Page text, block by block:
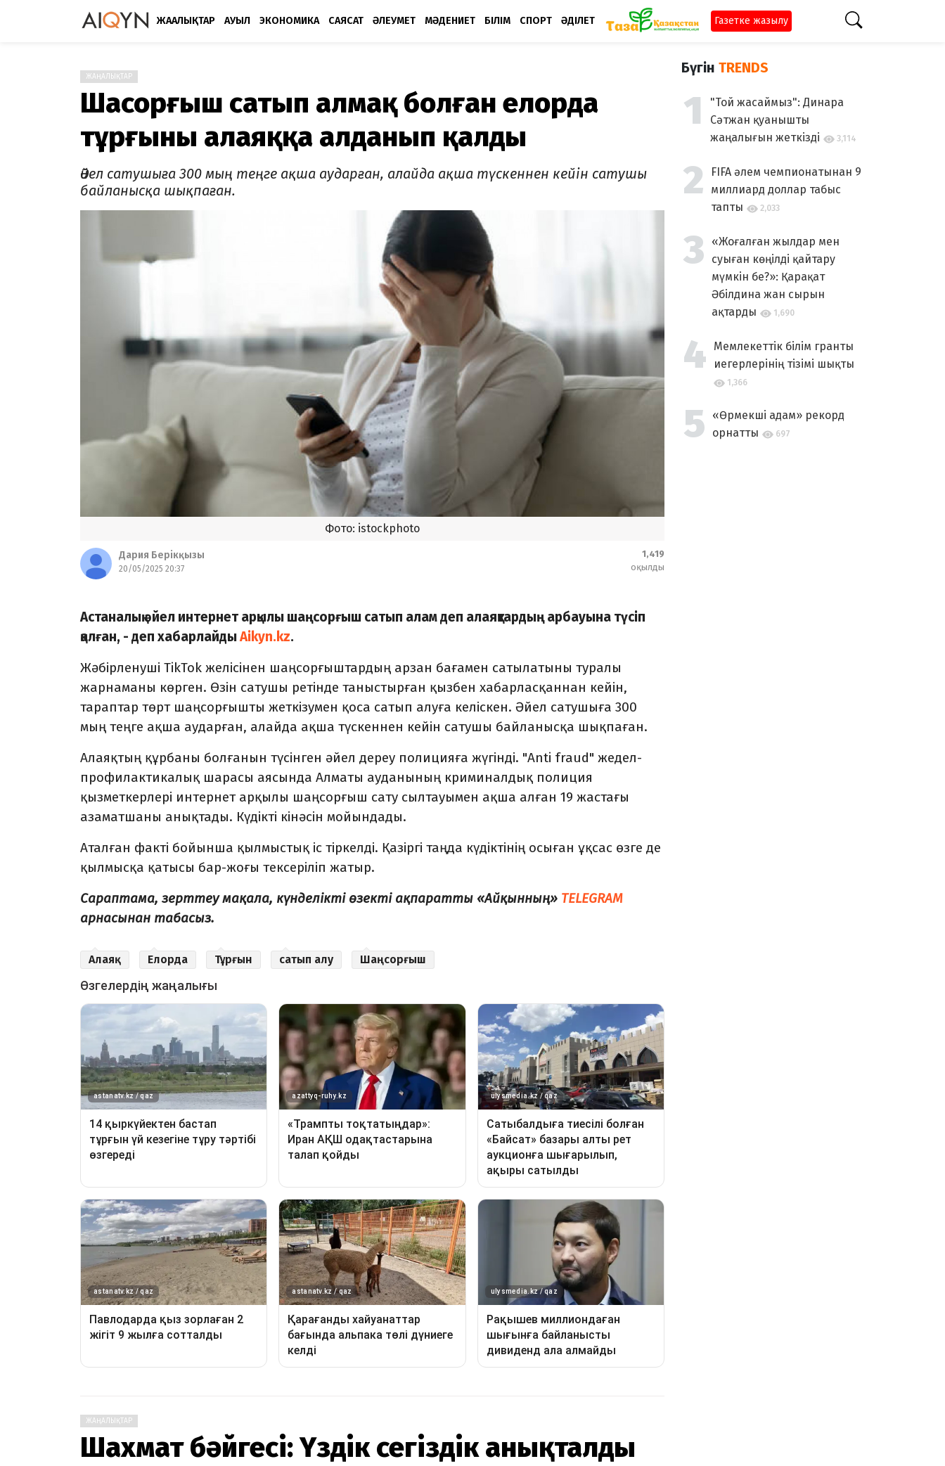
ЖАҢАЛЫҚТАР АУЫЛ ЭКОНОМИКА САЯСАТ ӘЛЕУМЕТ МӘДЕНИЕТ БІЛІМ СПОРТ ӘДІЛЕТ Газетке жазылу
ЖАҢАЛЫҚТАР
Шаңсорғыш сатып алмақ болған елорда
тұрғыны алаяққа алданып қалды
Әйел сатушыға 300 мың теңге ақша аударған, алайда ақша түскеннен кейін сатушы
байланысқа шықпаған.
Фото: istockphoto
Дария Берікқызы
20/05/2025 20:37
1,419
оқылды
Астаналық әйел интернет арқылы шаңсорғыш сатып алам деп алаяқтардың арбауына түсіп
қалған, - деп хабарлайдыAikyn.kz.
Жәбірленуші TikTok желісінен шаңсорғыштардың арзан бағамен сатылатыны туралы
жарнаманы көрген. Өзін сатушы ретінде таныстырған қызбен хабарласқаннан кейін,
тараптар төрт шаңсорғышты жеткізумен қоса сатып алуға келіскен. Әйел сатушыға 300
мың теңге ақша аударған, алайда ақша түскеннен кейін сатушы байланысқа шықпаған.
Алаяқтың құрбаны болғанын түсінген әйел дереу полицияға жүгінді. "Anti fraud" жедел-
профилактикалық шарасы аясында Алматы ауданының криминалдық полиция
қызметкерлері интернет арқылы шаңсорғыш сату сылтауымен ақша алған 19 жастағы
азаматшаны анықтады. Күдікті кінәсін мойындады.
Аталған факті бойынша қылмыстық іс тіркелді. Қазіргі таңда күдіктінің осыған ұқсас өзге де
қылмысқа қатысы бар-жоғы тексеріліп жатыр.
Сараптама, зерттеу мақала, күнделікті өзекті ақпаратты «Айқынның» TELEGRAM
арнасынан табасыз.
Алаяқ Елорда Тұрғын сатып алу Шаңсорғыш
ЖАҢАЛЫҚТАР
Шахмат бәйгесі: Үздік сегіздік анықталды
Бүгін TRENDS
"Той жасаймыз": Динара
Сәтжан қуанышты
жаңалығын жеткізді
3,114
FIFA әлем чемпионатынан 9
миллиард доллар табыс
тапты
2,033
«Жоғалған жылдар мен
суыған көңілді қайтару
мүмкін бе?»: Қарақат
Әбілдина жан сырын
ақтарды
1,690
Мемлекеттік білім гранты
иегерлерінің тізімі шықты
1,366
«Өрмекші адам» рекорд
орнатты
697